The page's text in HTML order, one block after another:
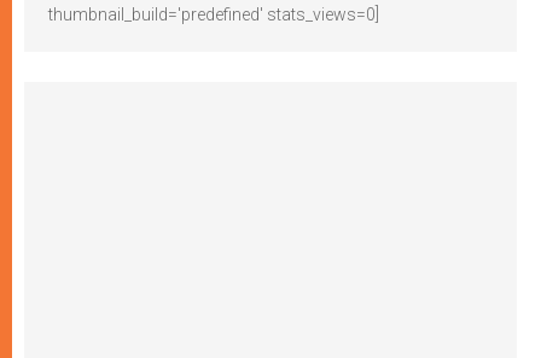
thumbnail_build='predefined' stats_views=0]